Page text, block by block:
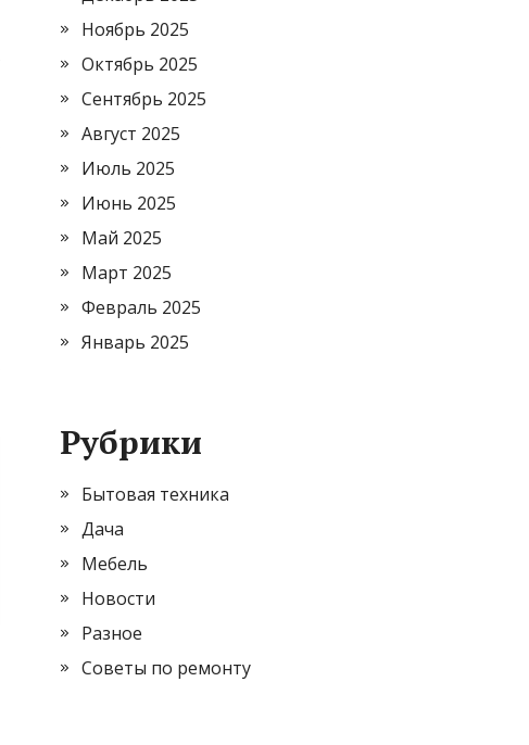
Ноябрь 2025
Октябрь 2025
Сентябрь 2025
Август 2025
Июль 2025
Июнь 2025
Май 2025
Март 2025
Февраль 2025
Январь 2025
Рубрики
Бытовая техника
Дача
Мебель
Новости
Разное
Советы по ремонту